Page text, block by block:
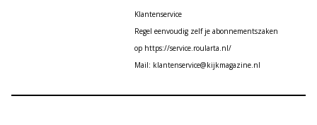
Klantenservice
Regel eenvoudig zelf je abonnementszaken
op https://service.roularta.nl/
Mail: klantenservice@kijkmagazine.nl